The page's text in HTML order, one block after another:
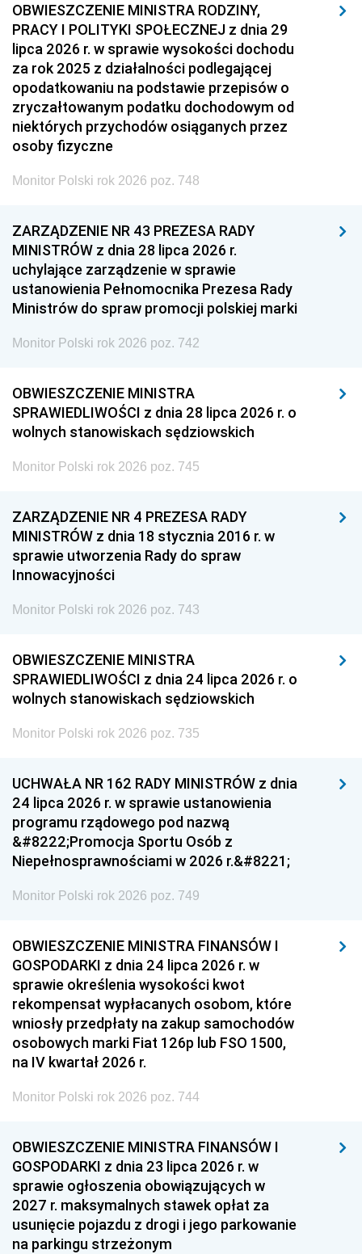
OBWIESZCZENIE MINISTRA RODZINY,
PRACY I POLITYKI SPOŁECZNEJ z dnia 29
lipca 2026 r. w sprawie wysokości dochodu
za rok 2025 z działalności podlegającej
opodatkowaniu na podstawie przepisów o
zryczałtowanym podatku dochodowym od
niektórych przychodów osiąganych przez
osoby fizyczne
Monitor Polski rok 2026 poz. 748
ZARZĄDZENIE NR 43 PREZESA RADY
MINISTRÓW z dnia 28 lipca 2026 r.
uchylające zarządzenie w sprawie
ustanowienia Pełnomocnika Prezesa Rady
Ministrów do spraw promocji polskiej marki
Monitor Polski rok 2026 poz. 742
OBWIESZCZENIE MINISTRA
SPRAWIEDLIWOŚCI z dnia 28 lipca 2026 r. o
wolnych stanowiskach sędziowskich
Monitor Polski rok 2026 poz. 745
ZARZĄDZENIE NR 4 PREZESA RADY
MINISTRÓW z dnia 18 stycznia 2016 r. w
sprawie utworzenia Rady do spraw
Innowacyjności
Monitor Polski rok 2026 poz. 743
OBWIESZCZENIE MINISTRA
SPRAWIEDLIWOŚCI z dnia 24 lipca 2026 r. o
wolnych stanowiskach sędziowskich
Monitor Polski rok 2026 poz. 735
UCHWAŁA NR 162 RADY MINISTRÓW z dnia
24 lipca 2026 r. w sprawie ustanowienia
programu rządowego pod nazwą
&#8222;Promocja Sportu Osób z
Niepełnosprawnościami w 2026 r.&#8221;
Monitor Polski rok 2026 poz. 749
OBWIESZCZENIE MINISTRA FINANSÓW I
GOSPODARKI z dnia 24 lipca 2026 r. w
sprawie określenia wysokości kwot
rekompensat wypłacanych osobom, które
wniosły przedpłaty na zakup samochodów
osobowych marki Fiat 126p lub FSO 1500,
na IV kwartał 2026 r.
Monitor Polski rok 2026 poz. 744
OBWIESZCZENIE MINISTRA FINANSÓW I
GOSPODARKI z dnia 23 lipca 2026 r. w
sprawie ogłoszenia obowiązujących w
2027 r. maksymalnych stawek opłat za
usunięcie pojazdu z drogi i jego parkowanie
na parkingu strzeżonym